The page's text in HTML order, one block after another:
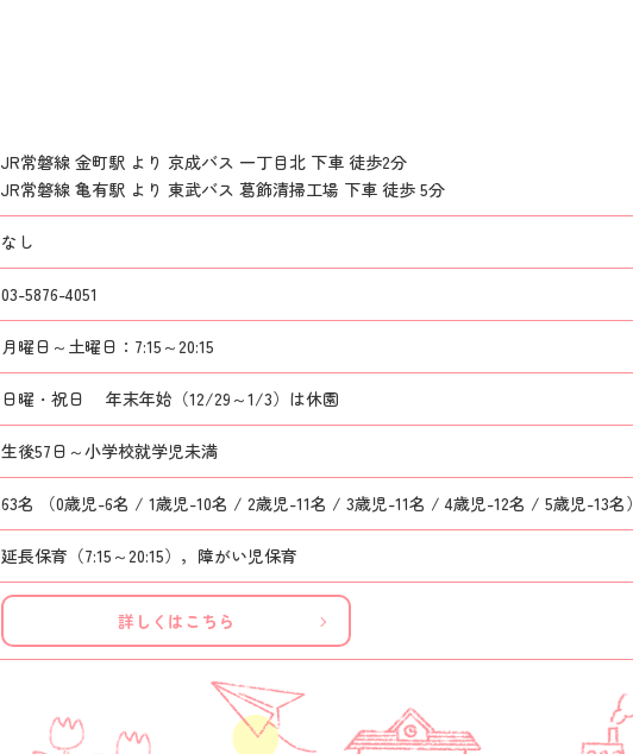
JR常磐線 金町駅 より 京成バス 一丁目北 下車 徒歩2分
JR常磐線 亀有駅 より 東武バス 葛飾清掃工場 下車 徒歩 5分
なし
03-5876-4051
月曜日～土曜日：7:15～20:15
日曜・祝日 年末年始（12/29～1/3）は休園
生後57日～小学校就学児未満
63名 （0歳児-6名 / 1歳児-10名 / 2歳児-11名 / 3歳児-11名 / 4歳児-12名 / 5歳児-13名）
延長保育（7:15～20:15），障がい児保育
詳しくはこちら